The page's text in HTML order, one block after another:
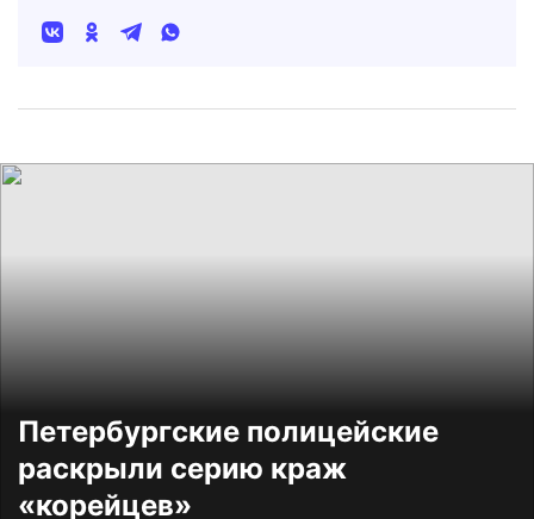
Петербургские полицейские
раскрыли серию краж
«корейцев»